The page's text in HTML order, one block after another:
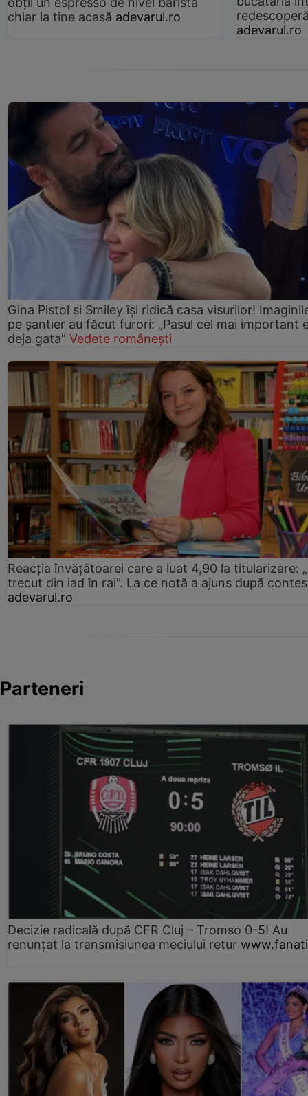
chiar la tine acasă adevarul.ro
adevarul.ro
Gina Pistol și Smiley își ridică casa visurilor!
pe șantier au făcut furori: „Pasul cel mai important
deja gata” Vedete românești
Reacția învățătoarei care a luat 4,90 la titularizare:
trecut din iad în rai”. La ce notă a ajuns după
adevarul.ro
Parteneri
Decizie radicală după CFR Cluj – Tromso 0-5! Au
renunțat la transmisiunea meciului retur